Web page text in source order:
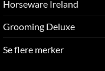
Horseware Ireland
Grooming Deluxe
Se flere merker